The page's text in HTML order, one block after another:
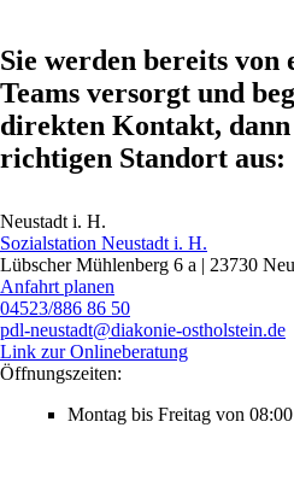
Sie werden bereits von
Teams versorgt und
direkten Kontakt,
richtigen Standort aus:
Neustadt i. H.
Sozialstation Neustadt i. H.
Lübscher Mühlenberg 6 a | 23730
Anfahrt planen
04523/886 86 50
pdl‑neustadt@diakonie-ostholstein.de
Link zur Onlineberatung
Öffnungszeiten:
Montag bis Freitag von